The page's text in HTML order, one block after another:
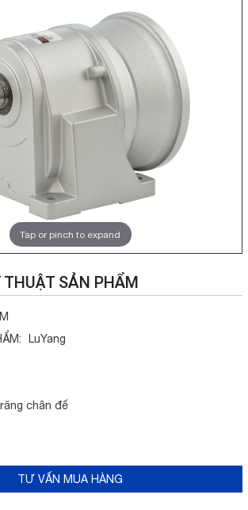
Tap or pinch to expand
THUẬT SẢN PHẨM
LuYang
chân đế
TƯ VẤN MUA HÀNG